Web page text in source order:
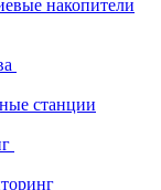
накопители
станции